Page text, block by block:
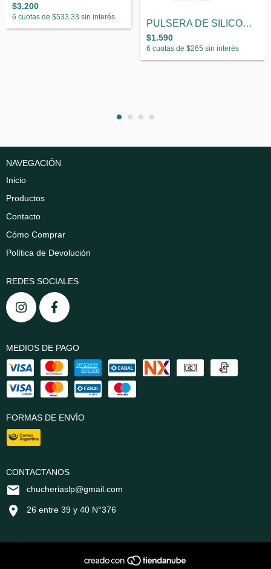
$3.200
6 cuotas de $533,33 sin interés
PULSERA DE SILICONA ANTI MOSQUITOS
$1.590
6 cuotas de $265sin interés
NAVEGACIÓN
Inicio
Productos
Contacto
Cómo Comprar
Política de Devolución
REDES SOCIALES
MEDIOS DE PAGO
FORMAS DE ENVÍO
CONTACTANOS
chucheriaslp@gmail.com
26 entre 39 y 40 N°376